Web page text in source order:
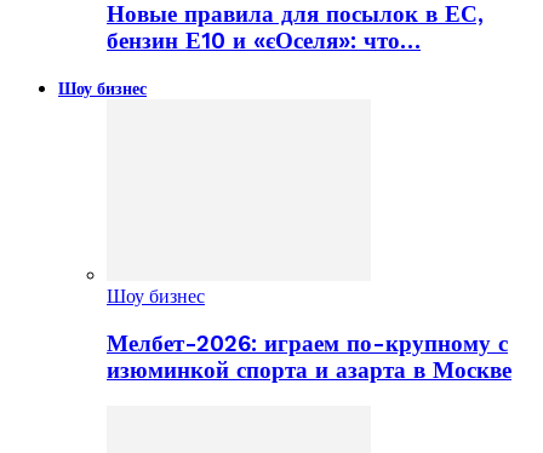
Новые правила для посылок в ЕС,
бензин Е10 и «єОселя»: что…
Шоу бизнес
Шоу бизнес
Мелбет-2026: играем по-крупному с
изюминкой спорта и азарта в Москве